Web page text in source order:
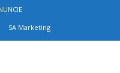
SA Marketing